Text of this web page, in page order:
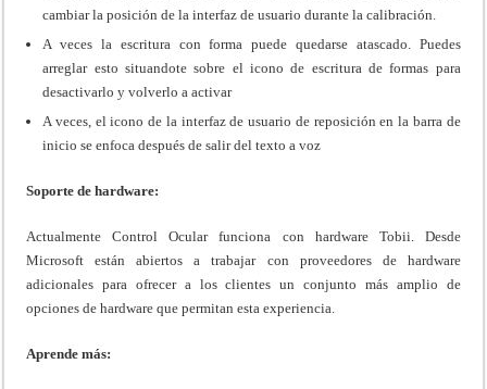
cambiar la posición de la interfaz de usuario durante la calibración.
A veces la escritura con forma puede quedarse atascado. Puedes
arreglar esto situandote sobre el icono de escritura de formas para
desactivarlo y volverlo a activar
A veces, el icono de la interfaz de usuario de reposición en la barra de
inicio se enfoca después de salir del texto a voz
Soporte de hardware:
Actualmente Control Ocular funciona con hardware Tobii. Desde
Microsoft están abiertos a trabajar con proveedores de hardware
adicionales para ofrecer a los clientes un conjunto más amplio de
opciones de hardware que permitan esta experiencia.
Aprende más: